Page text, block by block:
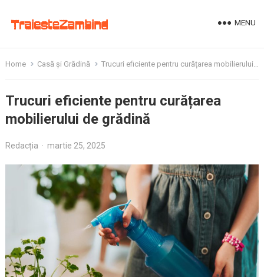
MENU
Home Casă și Grădină Trucuri eficiente pentru curățarea mobilierului de grădină
Trucuri eficiente pentru curățarea
mobilierului de grădină
Redacția · martie 25, 2025